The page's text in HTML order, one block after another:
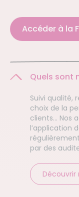
Accéder à la
Quels sont
Suivi qualité,
choix de la
clients… Nos
l’application
par des